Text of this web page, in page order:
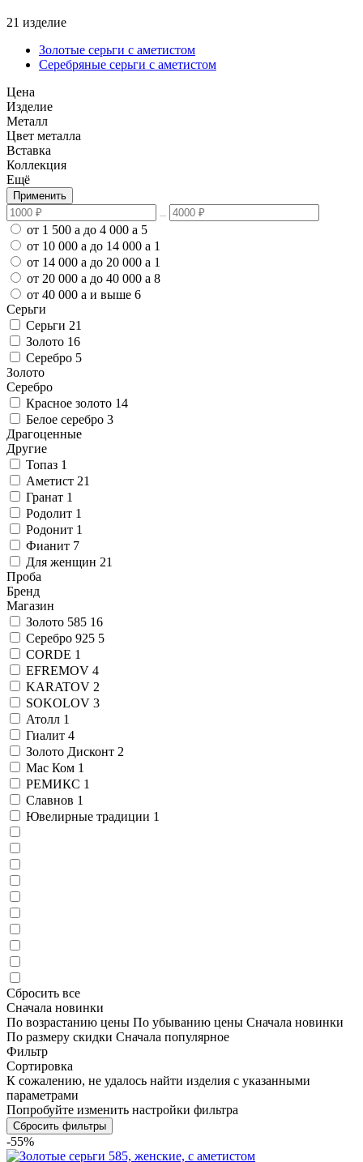
21 изделие
Золотые серьги с аметистом
Серебряные серьги с аметистом
Цена
Изделие
Металл
Цвет металла
Вставка
Коллекция
Ещё
Применить
от 1 500 a до 4 000 a 5
от 10 000 a до 14 000 a 1
от 14 000 a до 20 000 a 1
от 20 000 a до 40 000 a 8
от 40 000 a и выше 6
Серьги
Серьги 21
Золото 16
Серебро 5
Золото
Серебро
Красное золото 14
Белое серебро 3
Драгоценные
Другие
Топаз 1
Аметист 21
Гранат 1
Родолит 1
Родонит 1
Фианит 7
Для женщин 21
Проба
Бренд
Магазин
Золото 585 16
Серебро 925 5
CORDE 1
EFREMOV 4
KARATOV 2
SOKOLOV 3
Атолл 1
Гиалит 4
Золото Дисконт 2
Мас Ком 1
РЕМИКС 1
Славнов 1
Ювелирные традиции 1
Сбросить все
Сначала новинки
По возрастанию цены По убыванию цены Сначала новинки
По размеру скидки Сначала популярное
Фильтр
Сортировка
К сожалению, не удалось найти изделия с указанными
параметрами
Попробуйте изменить настройки фильтра
Сбросить фильтры
-55%